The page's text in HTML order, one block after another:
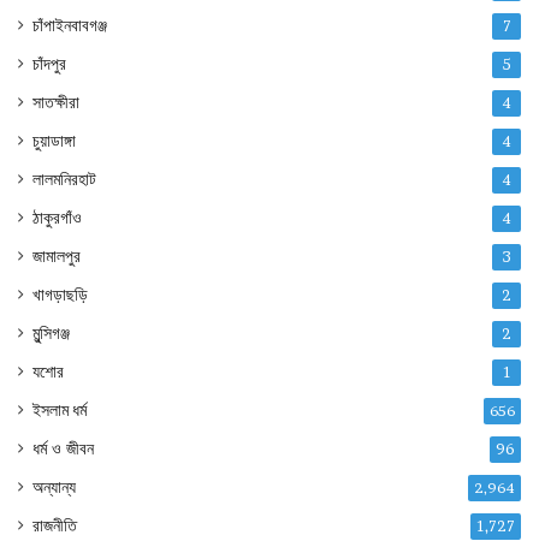
চাঁপাইনবাবগঞ্জ 7
চাঁদপুর 5
সাতক্ষীরা 4
চুয়াডাঙ্গা 4
লালমনিরহাট 4
ঠাকুরগাঁও 4
জামালপুর 3
খাগড়াছড়ি 2
মুন্সিগঞ্জ 2
যশোর 1
ইসলাম ধর্ম 656
ধর্ম ও জীবন 96
অন্যান্য 2,964
রাজনীতি 1,727